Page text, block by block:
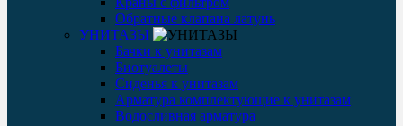
Обратные клапана латунь
УНИТАЗЫ
Бачки к унитазам
Биотуалеты
Сиденья к унитазам
Арматура комплектующие к унитазам
Водосливная арматура